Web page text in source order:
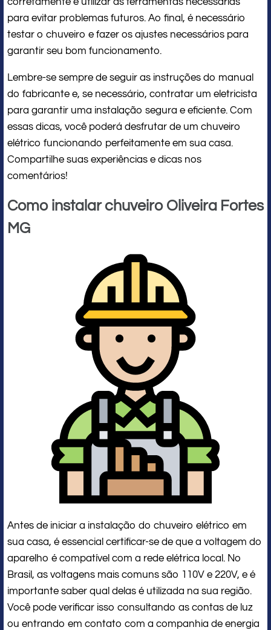
para evitar problemas futuros. Ao final, é necessário
testar o chuveiro e fazer os ajustes necessários para
garantir seu bom funcionamento.
Lembre-se sempre de seguir as instruções do manual
do fabricante e, se necessário, contratar um eletricista
para garantir uma instalação segura e eficiente. Com
essas dicas, você poderá desfrutar de um chuveiro
elétrico funcionando perfeitamente em sua casa.
Compartilhe suas experiências e dicas nos
comentários!
Como instalar chuveiro Oliveira Fortes
MG
Antes de iniciar a instalação do chuveiro elétrico em
sua casa, é essencial certificar-se de que a voltagem do
aparelho é compatível com a rede elétrica local. No
Brasil, as voltagens mais comuns são 110V e 220V, e é
importante saber qual delas é utilizada na sua região.
Você pode verificar isso consultando as contas de luz
ou entrando em contato com a companhia de energia